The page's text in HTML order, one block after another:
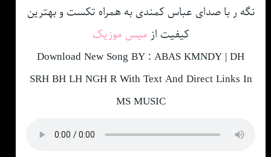
نگه ر با صدای عباس کمندی به همراه تکست و بهترین
کیفیت از میس موزیک
Download New Song BY : ABAS KMNDY | DH
SRH BH LH NGH R With Text And Direct Links In
MS MUSIC